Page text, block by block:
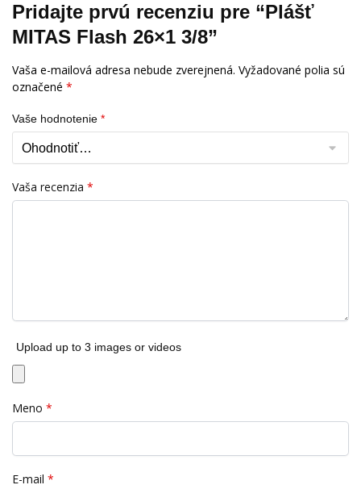
Pridajte prvú recenziu pre “Plášť
MITAS Flash 26×1 3/8”
Vaša e-mailová adresa nebude zverejnená. Vyžadované polia sú
označené *
Vaše hodnotenie *
Vaša recenzia *
Upload up to 3 images or videos
Meno *
E-mail *